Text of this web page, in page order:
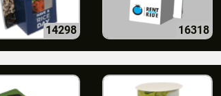
14298 16318